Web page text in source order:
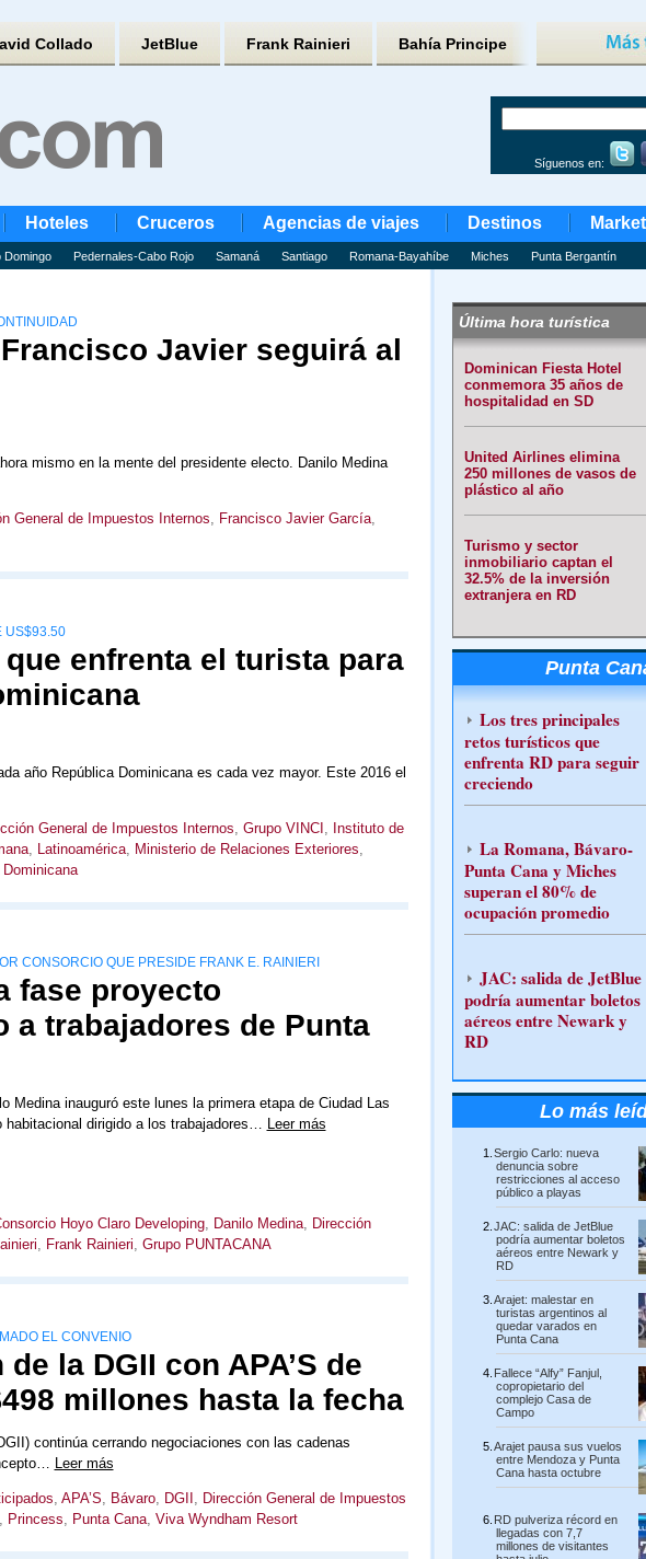
Collado JetBlue Frank Rainieri Bahía Principe
Síguenos en:
Hoteles Cruceros Agencias de viajes Destinos
Domingo Pedernales-Cabo Rojo Samaná Santiago Romana-Bayahíbe Miches Punta Bergantín
Javier seguirá al
mismo en la mente del presidente electo. Danilo Medina
General de Impuestos Internos, Francisco Javier García,
US$93.50
enfrenta el turista para
año República Dominicana es cada vez mayor. Este 2016 el
General de Impuestos Internos, Grupo VINCI , Instituto de
, Latinoamérica, Ministerio de Relaciones Exteriores,
Dominicana
CONSORCIO QUE PRESIDE FRANK E. RAINIERI
fase proyecto
a trabajadores de Punta
Medina inauguró este lunes la primera etapa de Ciudad Las
habitacional dirigido a los trabajadores… Leer más
Hoyo Claro Developing, Danilo Medina, Dirección
, Frank Rainieri, Grupo PUNTACANA
EL CONVENIO
la DGII con APA’S de
millones hasta la fecha
continúa cerrando negociaciones con las cadenas
Leer más
, APA’S, Bávaro, DGII , Dirección General de Impuestos
, Princess, Punta Cana, Viva Wyndham Resort
Última hora turística
Dominican Fiesta Hotel
conmemora 35 años de
hospitalidad en SD
United Airlines elimina
250 millones de vasos de
plástico al año
Turismo y sector
inmobiliario captan el
32.5% de la inversión
extranjera en RD
Punta
Los tres principales
retos turísticos que
enfrenta RD para seguir
creciendo
La Romana, Bávaro-
Punta Cana y Miches
superan el 80% de
ocupación promedio
JAC: salida de JetBlue
podría aumentar boletos
aéreos entre Newark y
RD
Lo más
Sergio Carlo: nueva
denuncia sobre
restricciones al acceso
público a playas
JAC: salida de JetBlue
podría aumentar boletos
aéreos entre Newark y
RD
Arajet: malestar en
turistas argentinos al
quedar varados en
Punta Cana
Fallece “Alfy” Fanjul,
copropietario del
complejo Casa de
Campo
Arajet pausa sus vuelos
entre Mendoza y Punta
Cana hasta octubre
RD pulveriza récord en
llegadas con 7,7
millones de visitantes